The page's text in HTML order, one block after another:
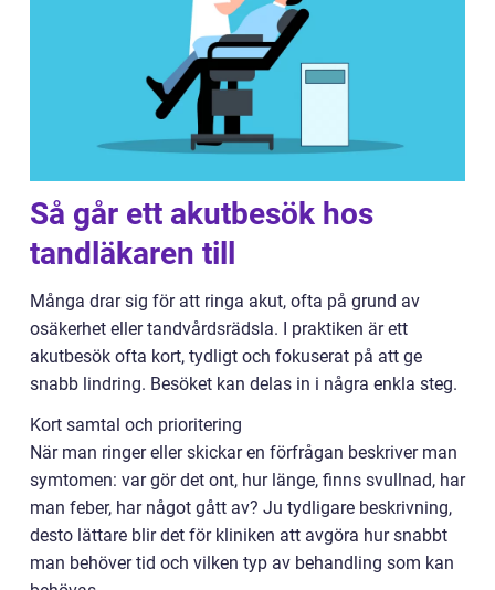
Så går ett akutbesök hos
tandläkaren till
Många drar sig för att ringa akut, ofta på grund av
osäkerhet eller tandvårdsrädsla. I praktiken är ett
akutbesök ofta kort, tydligt och fokuserat på att ge
snabb lindring. Besöket kan delas in i några enkla steg.
Kort samtal och prioritering
När man ringer eller skickar en förfrågan beskriver man
symtomen: var gör det ont, hur länge, finns svullnad, har
man feber, har något gått av? Ju tydligare beskrivning,
desto lättare blir det för kliniken att avgöra hur snabbt
man behöver tid och vilken typ av behandling som kan